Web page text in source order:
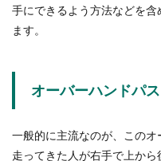
バ
そん
手にできるよう方法などを
ます。
オーバーハンドパス
一般的に主流なのが、このオ
走ってきた人が右手で上か